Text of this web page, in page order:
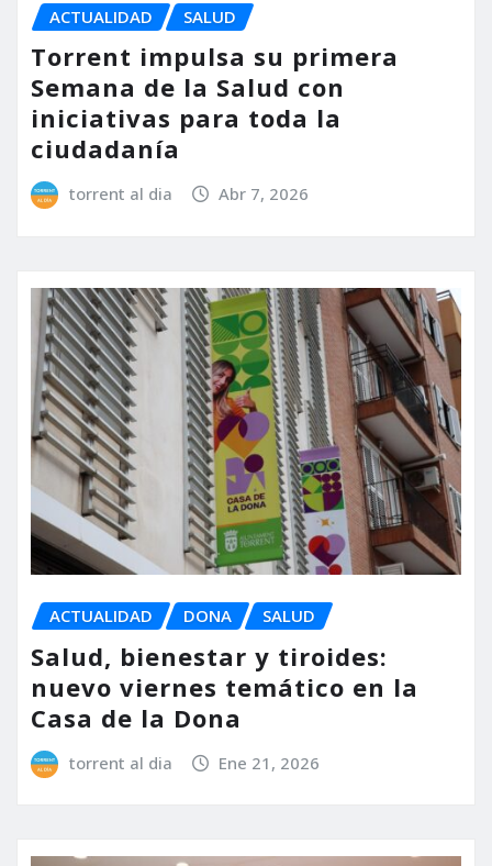
ACTUALIDAD SALUD
Torrent impulsa su primera
Semana de la Salud con
iniciativas para toda la
ciudadanía
torrent al dia Abr 7, 2026
ACTUALIDAD DONA SALUD
Salud, bienestar y tiroides:
nuevo viernes temático en la
Casa de la Dona
torrent al dia Ene 21, 2026